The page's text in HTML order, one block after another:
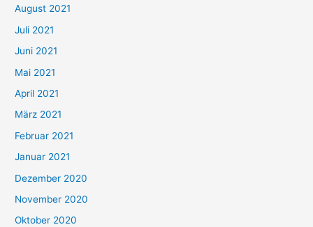
n
a
c
h
:
August 2021
Juli 2021
Juni 2021
Mai 2021
April 2021
März 2021
Februar 2021
Januar 2021
Dezember 2020
November 2020
Oktober 2020